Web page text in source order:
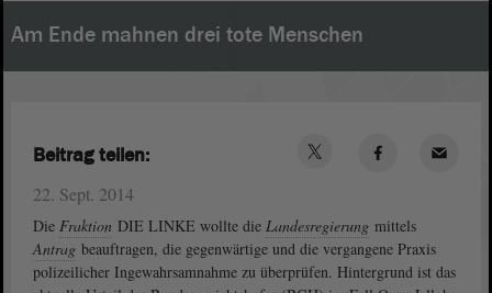
Am Ende mahnen drei tote Menschen
22. Sept. 2014
Die Fraktion DIE LINKE wollte die Landesregierung mittels
Antrag beauftragen, die gegenwärtige und die vergangene Praxis
polizeilicher Ingewahrsamnahme zu überprüfen. Hintergrund ist das
Beitrag teilen: